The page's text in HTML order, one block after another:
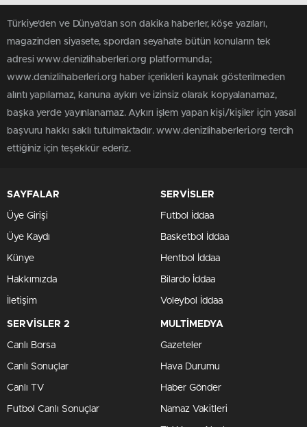
Türkiye'den ve Dünya’dan son dakika haberler, köşe yazıları,
magazinden siyasete, spordan seyahate bütün konuların tek
adresi www.denizlihaberleri.org platformunda;
www.denizlihaberleri.org haber içerikleri kaynak gösterilmeden
alıntı yapılamaz, kanuna aykırı ve izinsiz olarak kopyalanamaz,
başka yerde yayınlanamaz. Aykırı işlem yapan kişi/kişiler için yasal
başvuru hakkı saklı tutulmaktadır. www.denizlihaberleri.org tercih
ettiğiniz için teşekkür ederiz.
SAYFALAR
Üye Girişi
Üye Kaydı
Künye
Hakkımızda
İletişim
SERVİSLER
Futbol İddaa
Basketbol İddaa
Hentbol İddaa
Bilardo İddaa
Voleybol İddaa
SERVİSLER 2
Canlı Borsa
Canlı Sonuçlar
Canlı TV
Futbol Canlı Sonuçlar
MULTİMEDYA
Gazeteler
Hava Durumu
Haber Gönder
Namaz Vakitleri